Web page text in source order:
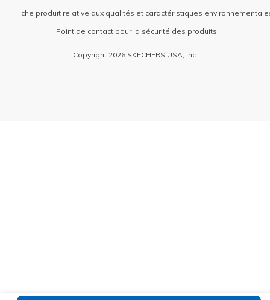
Fiche produit relative aux qualités et caractéristiques
Point de contact pour la sécurité des produits
Copyright 2026 SKECHERS USA, Inc.